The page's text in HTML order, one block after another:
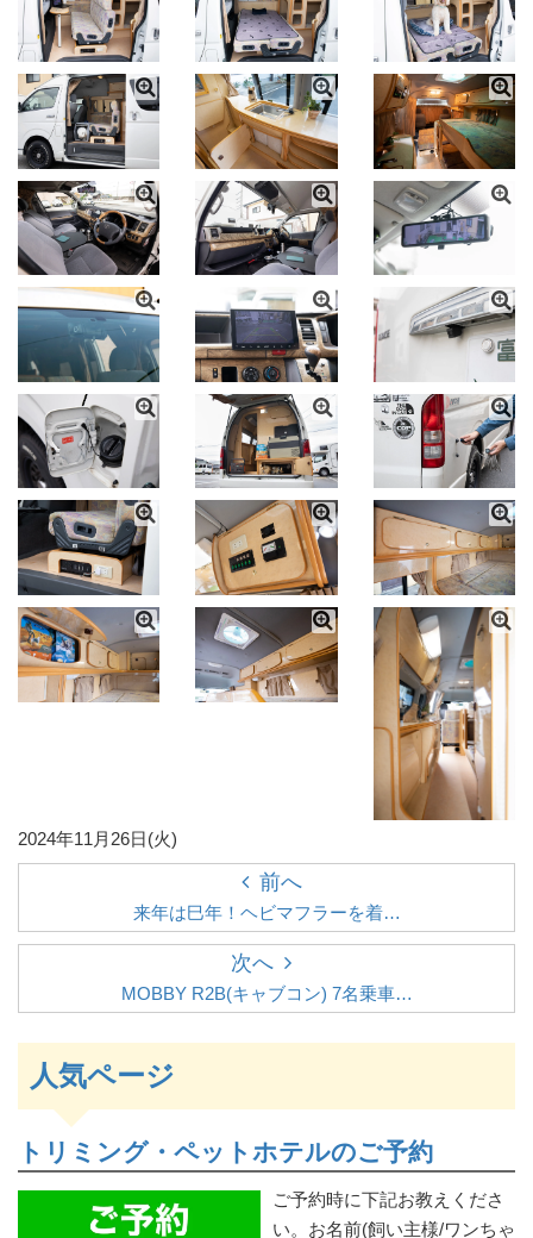
2024年11月26日(火)
前へ
来年は巳年！ヘビマフラーを着…
次へ
MOBBY R2B(キャブコン) 7名乗車…
人気ページ
トリミング・ペットホテルのご予約
ご予約時に下記お教えくださ
い。お名前(飼い主様/ワンちゃ